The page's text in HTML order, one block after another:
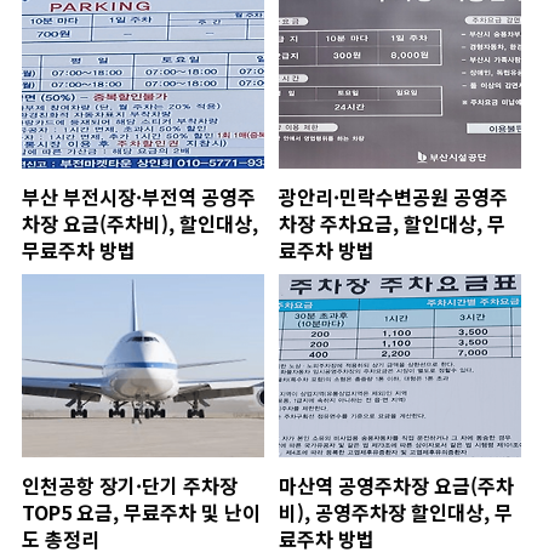
부산 부전시장·부전역 공영주
차장 요금(주차비), 할인대상,
무료주차 방법
광안리·민락수변공원 공영주
차장 주차요금, 할인대상, 무
료주차 방법
인천공항 장기·단기 주차장
TOP5 요금, 무료주차 및 난이
도 총정리
마산역 공영주차장 요금(주차
비), 공영주차장 할인대상, 무
료주차 방법